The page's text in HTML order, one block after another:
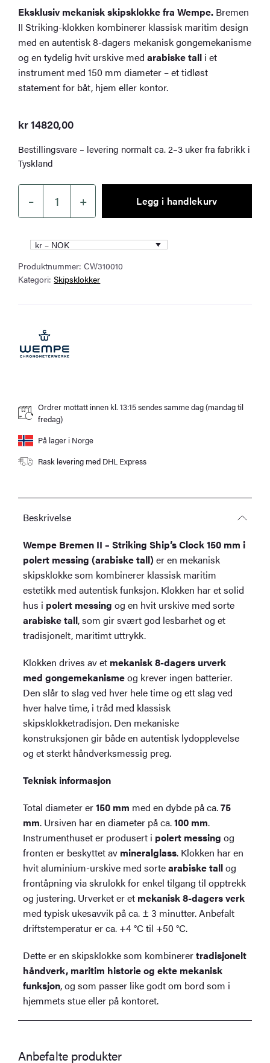
Eksklusiv mekanisk skipsklokke fra Wempe. Bremen
II Striking-klokken kombinerer klassisk maritim design
med en autentisk 8-dagers mekanisk gongemekanisme
og en tydelig hvit urskive medarabiske tall i et
instrument med 150 mm diameter – et tidløst
statement for båt, hjem eller kontor.
kr14820,00
Bestillingsvare – levering normalt ca. 2–3 uker fra fabrikk i
Tyskland
–
Wempe
Bremen
Striking
Ship’s
i
polert
tall)
antall
+ Legg i handlekurv
kr – NOK
Produktnummer:CW310010
Kategori:Skipsklokker
Ordrer mottatt innen kl. 13:15 sendes samme dag (mandag til
fredag)
På lager i Norge
Rask levering med DHL Express
Beskrivelse
Wempe Bremen II – Striking Ship’s Clock 150 mm i
polert messing (arabiske tall)er en mekanisk
skipsklokke som kombinerer klassisk maritim
estetikk med autentisk funksjon. Klokken har et solid
hus i polert messing og en hvit urskive med sorte
arabiske tall, som gir svært god lesbarhet og et
tradisjonelt, maritimt uttrykk.
Klokken drives av et mekanisk 8-dagers urverk
med gongemekanismeog krever ingen batterier.
Den slår to slag ved hver hele time og ett slag ved
hver halve time, i tråd med klassisk
skipsklokketradisjon. Den mekaniske
konstruksjonen gir både en autentisk lydopplevelse
og et sterkt håndverksmessig preg.
Teknisk informasjon
Total diameter er150 mm med en dybde på ca.75
mm. Ursiven har en diameter på ca.100 mm.
Instrumenthuset er produsert i polert messing og
fronten er beskyttet av mineralglass. Klokken har en
hvit aluminium-urskive med sortearabiske tallog
frontåpning via skrulokk for enkel tilgang til opptrekk
og justering. Urverket er et mekanisk 8-dagers verk
med typisk ukesavvik på ca. ± 3 minutter. Anbefalt
driftstemperatur er ca. +4 °C til +50 °C.
Dette er en skipsklokke som kombinerertradisjonelt
håndverk, maritim historie og ekte mekanisk
funksjon, og som passer like godt om bord som i
hjemmets stue eller på kontoret.
Anbefalte produkter